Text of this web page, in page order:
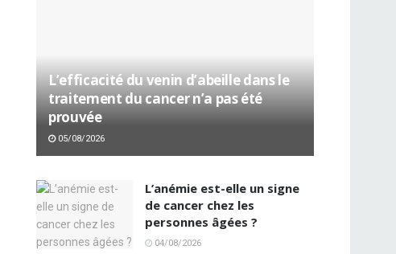
L’efficacité du venin d’abeille dans le
traitement du cancer n’a pas été
prouvée
05/08/2026
L’anémie est-elle un signe
de cancer chez les
personnes âgées ?
04/08/2026